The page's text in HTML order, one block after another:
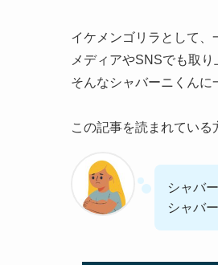
イケメンゴリラとして、
メディアやSNSでも取
そんなシャバーニくん
この記事を読まれている
シャバ
シャバ